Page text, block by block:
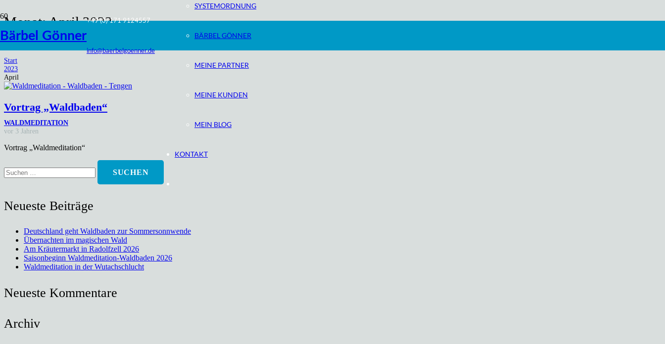
Bärbel Gönner
+49 (0) 171 9124557
info@baerbelgoenner.de
SYSTEMORDNUNG
BÄRBEL GÖNNER
MEINE PARTNER
MEINE KUNDEN
MEIN BLOG
KONTAKT
Monat:April 2023
Vortrag „Waldmeditation“
Start
2023
April
Vortrag „Waldbaden“
WALDMEDITATION
vor 3 Jahren
Vortrag „Waldmeditation“
nach:
Neueste Beiträge
Deutschland geht Waldbaden zur Sommersonnwende
Übernachten im magischen Wald
Am Kräutermarkt in Radolfzell 2026
Saisonbeginn Waldmeditation-Waldbaden 2026
Waldmeditation in der Wutachschlucht
Neueste Kommentare
Archiv